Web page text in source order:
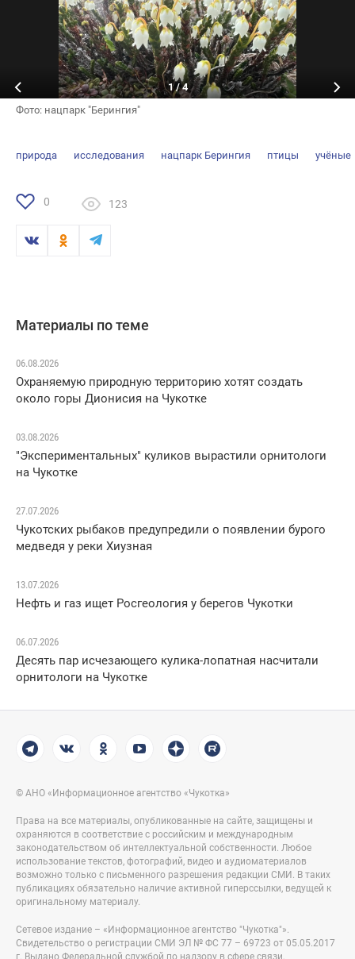
Фото: нацпарк "Берингия"
1/4
природа исследования нацпарк Берингия птицы учёные
0 123
Материалы по теме
06.08.2026
Охраняемую природную территорию хотят создать
около горы Дионисия на Чукотке
03.08.2026
"Экспериментальных" куликов вырастили орнитологи
на Чукотке
27.07.2026
Чукотских рыбаков предупредили о появлении бурого
медведя у реки Хиузная
13.07.2026
Нефть и газ ищет Росгеология у берегов Чукотки
06.07.2026
Десять пар исчезающего кулика-лопатная насчитали
орнитологи на Чукотке
© АНО «Информационное агентство «Чукотка»
Права на все материалы, опубликованные на сайте, защищены и
охраняются в соответствие с российским и международным
законодательством об интеллектуальной собственности. Любое
использование текстов, фотографий, видео и аудиоматериалов
возможно только с письменного разрешения редакции СМИ. В таких
публикациях обязательно наличие активной гиперссылки, ведущей к
оригинальному материалу.
Сетевое издание – «Информационное агентство "Чукотка"».
Свидетельство о регистрации СМИ ЭЛ № ФС 77 – 69723 от 05.05.2017
г. Выдано Федеральной службой по надзору в сфере связи,